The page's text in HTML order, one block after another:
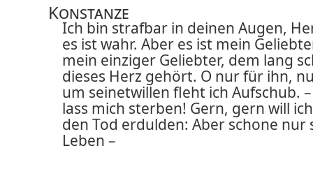
Konstanze
Ich bin strafbar in deinen Augen,
es ist wahr. Aber es ist mein
mein einziger Geliebter, dem lang
dieses Herz gehört. O nur für ihn,
um seinetwillen fleht ich Aufschub.
lass mich sterben! Gern, gern will ich
den Tod erdulden: Aber schone nur
Leben –